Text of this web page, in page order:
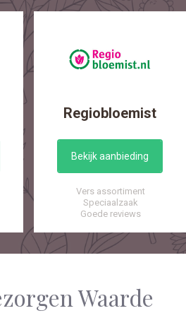
Regiobloemist
Bekijk aanbieding
Vers assortiment
Speciaalzaak
Goede reviews
Waarde